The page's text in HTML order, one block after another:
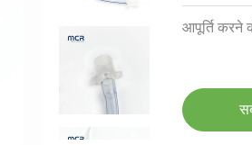
आपूर्ति करने